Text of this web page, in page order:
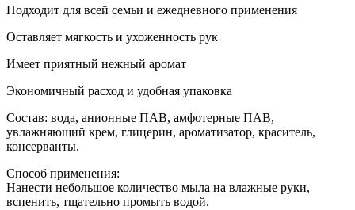
Подходит для всей семьи и ежедневного применения
Оставляет мягкость и ухоженность рук
Имеет приятный нежный аромат
Экономичный расход и удобная упаковка
Состав: вода, анионные ПАВ, амфотерные ПАВ,
увлажняющий крем, глицерин, ароматизатор, краситель,
консерванты.
Способ применения:
Нанести небольшое количество мыла на влажные руки,
вспенить, тщательно промыть водой.